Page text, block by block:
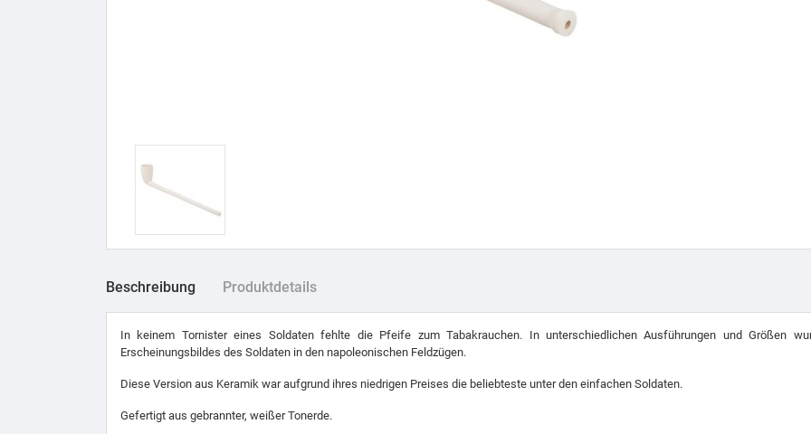
Beschreibung Produktdetails
In keinem Tornister eines Soldaten fehlte die Pfeife zum Tabakrauchen. In unterschiedlichen Ausführungen und Größen
Erscheinungsbildes des Soldaten in den napoleonischen Feldzügen.
Diese Version aus Keramik war aufgrund ihres niedrigen Preises die beliebteste unter den einfachen Soldaten.
Gefertigt aus gebrannter, weißer Tonerde.